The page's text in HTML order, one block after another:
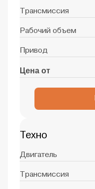
Трансмиссия
Рабочий объем
Привод
Цена от
Техно
Двигатель
Трансмиссия